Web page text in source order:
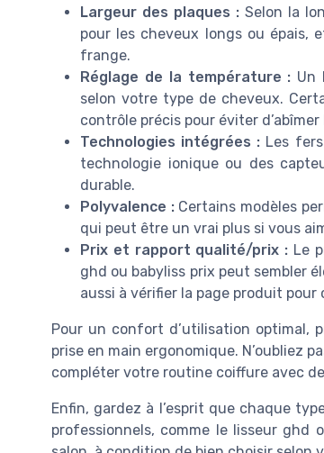
Largeur des plaques : Selon la
pour les cheveux longs ou épais,
frange.
Réglage de la température : Un
selon votre type de cheveux.
contrôle précis pour éviter
Technologies intégrées : Les
technologie ionique ou des
durable.
Polyvalence :Certains modèles
qui peut être un vrai plus si vous
Prix et rapport qualité/prix : Le
ghd ou babyliss prix peut sembler
aussi à vérifier la page produit
Pour un confort d’utilisation optimal,
prise en main ergonomique. N’oubliez
compléter votre routine coiffure avec
Enfin, gardez à l’esprit que chaque
professionnels, comme le lisseur